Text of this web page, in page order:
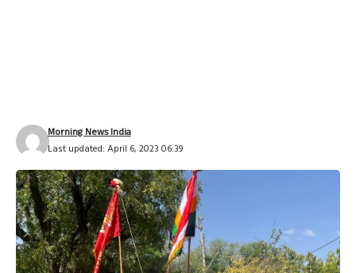
Last updated: April 6, 2023 06:39
Morning News India